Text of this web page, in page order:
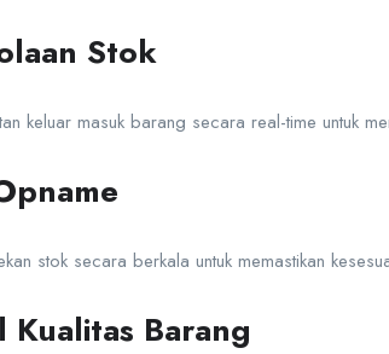
Stok
keluar masuk barang secara real-time untuk
stok secara berkala untuk memastikan
Barang